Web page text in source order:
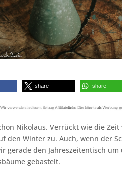
share share
Nikolaus. Verrückt wie die
den Winter zu. Auch, wenn der
gerade den Jahreszeitentisch
gebastelt.